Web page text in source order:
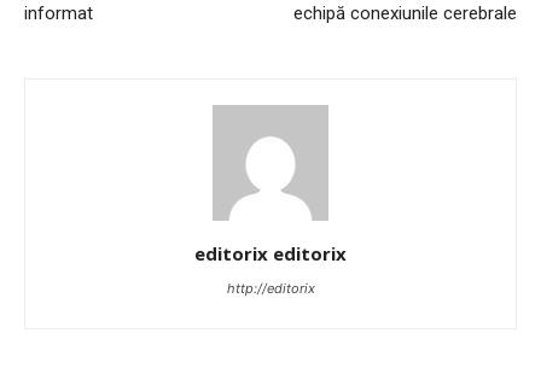
informat
echipă conexiunile cerebrale
editorix editorix
http://editorix